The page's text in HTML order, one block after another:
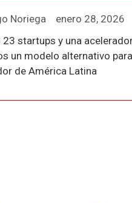
Noriega
enero 28, 2026
startups y una
un modelo alternativo
de América Latina